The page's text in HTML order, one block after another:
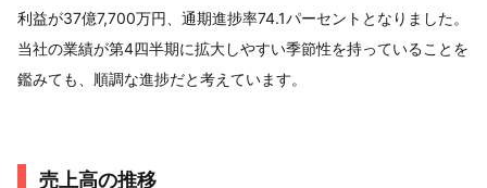
利益が37億7,700万円、通期進捗率74.1パーセントとなりました。
当社の業績が第4四半期に拡大しやすい季節性を持っていることを
鑑みても、順調な進捗だと考えています。
売上高の推移